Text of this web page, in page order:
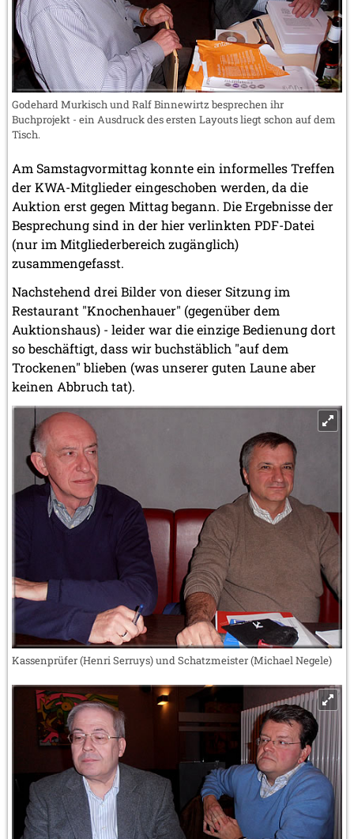
Godehard Murkisch und Ralf Binnewirtz besprechen ihr
Buchprojekt - ein Ausdruck des ersten Layouts liegt schon auf dem
Tisch.
Am Samstagvormittag konnte ein informelles Treffen
der KWA-Mitglieder eingeschoben werden, da die
Auktion erst gegen Mittag begann. Die Ergebnisse der
Besprechung sind in der hier verlinkten PDF-Datei
(nur im Mitgliederbereich zugänglich)
zusammengefasst.
Nachstehend drei Bilder von dieser Sitzung im
Restaurant "Knochenhauer" (gegenüber dem
Auktionshaus) - leider war die einzige Bedienung dort
so beschäftigt, dass wir buchstäblich "auf dem
Trockenen" blieben (was unserer guten Laune aber
keinen Abbruch tat).
Kassenprüfer (Henri Serruys) und Schatzmeister (Michael Negele)